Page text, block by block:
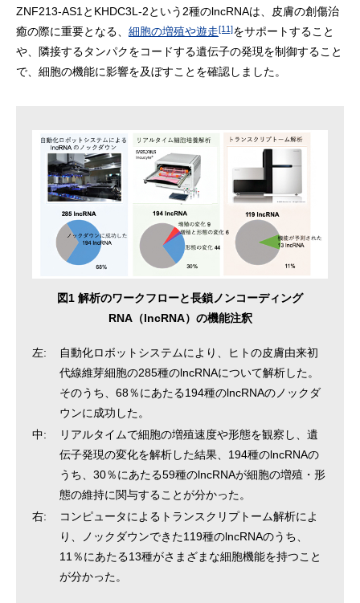
ZNF213-AS1とKHDC3L-2という2種のlncRNAは、皮膚の創傷治
癒の際に重要となる、 細胞の増殖や遊走[11]をサポートすること
や、隣接するタンパクをコードする遺伝子の発現を制御すること
で、細胞の機能に影響を及ぼすことを確認しました。
図1 解析のワークフローと長鎖ノンコーディング
RNA（lncRNA）の機能注釈
左:
自動化ロボットシステムにより、ヒトの皮膚由来初
代線維芽細胞の285種のlncRNAについて解析した。
そのうち、68％にあたる194種のlncRNAのノックダ
ウンに成功した。
中:
リアルタイムで細胞の増殖速度や形態を観察し、遺
伝子発現の変化を解析した結果、194種のlncRNAの
うち、30％にあたる59種のlncRNAが細胞の増殖・形
態の維持に関与することが分かった。
右:
コンピュータによるトランスクリプトーム解析によ
り、ノックダウンできた119種のlncRNAのうち、
11％にあたる13種がさまざまな細胞機能を持つこと
が分かった。